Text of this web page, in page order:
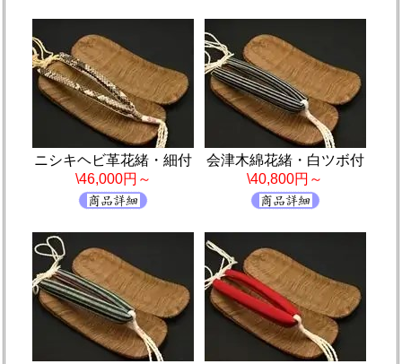
ニシキヘビ革花緒・細付
\46,000円～
会津木綿花緒・白ツボ付
\40,800円～